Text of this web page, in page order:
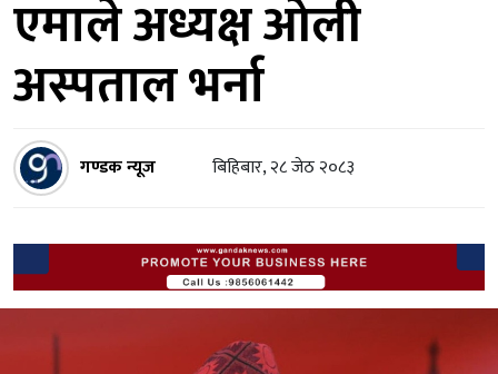
एमाले अध्यक्ष ओली
अस्पताल भर्ना
गण्डक न्यूज बिहिबार, २८ जेठ २०८३